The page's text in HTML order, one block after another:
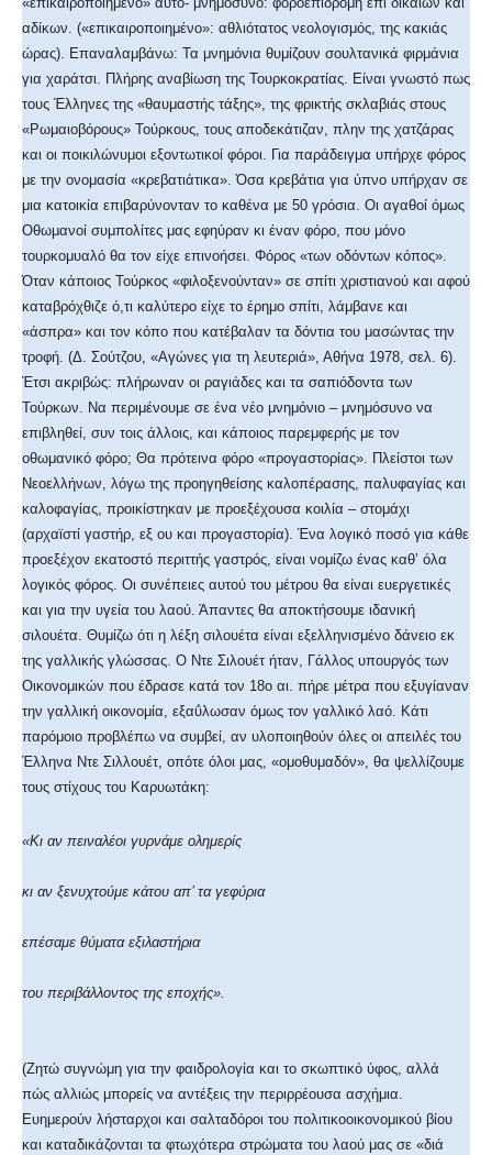
αδίκων. («επικαιροποιημένο»: αθλιότατος νεολογισμός, της κακιάς
ώρας). Επαναλαμβάνω: Τα μνημόνια θυμίζουν σουλτανικά φιρμάνια
για χαράτσι. Πλήρης αναβίωση της Τουρκοκρατίας. Είναι γνωστό πως
τους Έλληνες της «θαυμαστής τάξης», της φρικτής σκλαβιάς στους
«Ρωμαιοβόρους» Τούρκους, τους αποδεκάτιζαν, πλην της χατζάρας
και οι ποικιλώνυμοι εξοντωτικοί φόροι. Για παράδειγμα υπήρχε φόρος
με την ονομασία «κρεβατιάτικα». Όσα κρεβάτια για ύπνο υπήρχαν σε
μια κατοικία επιβαρύνονταν το καθένα με 50 γρόσια. Οι αγαθοί όμως
Οθωμανοί συμπολίτες μας εφηύραν κι έναν φόρο, που μόνο
τουρκομυαλό θα τον είχε επινοήσει. Φόρος «των οδόντων κόπος».
Όταν κάποιος Τούρκος «φιλοξενούνταν» σε σπίτι χριστιανού και αφού
καταβρόχθιζε ό,τι καλύτερο είχε το έρημο σπίτι, λάμβανε και
«άσπρα» και τον κόπο που κατέβαλαν τα δόντια του μασώντας την
τροφή. (Δ. Σούτζου, «Αγώνες για τη λευτεριά», Αθήνα 1978, σελ. 6).
Έτσι ακριβώς: πλήρωναν οι ραγιάδες και τα σαπιόδοντα των
Τούρκων. Να περιμένουμε σε ένα νέο μνημόνιο – μνημόσυνο να
επιβληθεί, συν τοις άλλοις, και κάποιος παρεμφερής με τον
οθωμανικό φόρο; Θα πρότεινα φόρο «προγαστορίας». Πλείστοι των
Νεοελλήνων, λόγω της προηγηθείσης καλοπέρασης, παλυφαγίας και
καλοφαγίας, προικίστηκαν με προεξέχουσα κοιλία – στομάχι
(αρχαϊστί γαστήρ, εξ ου και προγαστορία). Ένα λογικό ποσό για κάθε
προεξέχον εκατοστό περιττής γαστρός, είναι νομίζω ένας καθ’ όλα
λογικός φόρος. Οι συνέπειες αυτού του μέτρου θα είναι ευεργετικές
και για την υγεία του λαού. Άπαντες θα αποκτήσουμε ιδανική
σιλουέτα. Θυμίζω ότι η λέξη σιλουέτα είναι εξελληνισμένο δάνειο εκ
της γαλλικής γλώσσας. Ο Ντε Σιλουέτ ήταν, Γάλλος υπουργός των
Οικονομικών που έδρασε κατά τον 18ο αι. πήρε μέτρα που εξυγίαναν
την γαλλική οικονομία, εξαΰλωσαν όμως τον γαλλικό λαό. Κάτι
παρόμοιο προβλέπω να συμβεί, αν υλοποιηθούν όλες οι απειλές του
Έλληνα Ντε Σιλλουέτ, οπότε όλοι μας, «ομοθυμαδόν», θα ψελλίζουμε
τους στίχους του Καρυωτάκη:
«Κι αν πειναλέοι γυρνάμε ολημερίς
κι αν ξενυχτούμε κάτου απ’ τα γεφύρια
επέσαμε θύματα εξιλαστήρια
του περιβάλλοντος της εποχής».
(Ζητώ συγνώμη για την φαιδρολογία και το σκωπτικό ύφος, αλλά
πώς αλλιώς μπορείς να αντέξεις την περιρρέουσα ασχήμια.
Ευημερούν λήσταρχοι και σαλταδόροι του πολιτικοοικονομικού βίου
και καταδικάζονται τα φτωχότερα στρώματα του λαού μας σε «διά